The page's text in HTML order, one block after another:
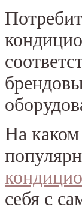
На
себя с